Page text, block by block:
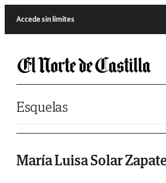
Accede sin límites
Esquelas
María Luisa Solar